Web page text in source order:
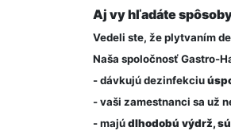
Aj vy hľadáte
Vedeli ste, že plytvaním
Naša spoločnosť Gastro-
- dávkujú dezinfekciu
- vaši zamestnanci sa už
- majúdlhodobú výdrž,